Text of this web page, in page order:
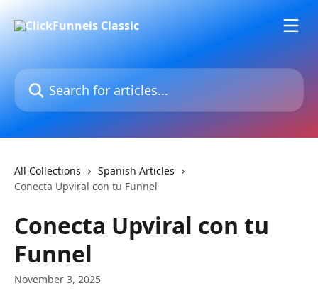
Search for articles...
All Collections
Spanish Articles
Conecta Upviral con tu Funnel
Conecta Upviral con tu
Funnel
November 3, 2025